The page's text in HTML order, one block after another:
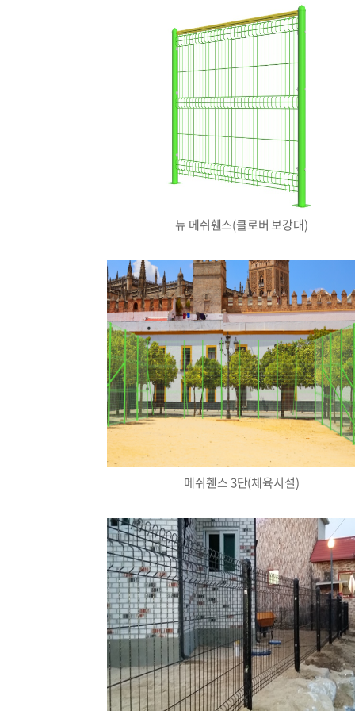
뉴 메쉬휀스(클로버 보강대)
메쉬휀스 3단(체육시설)